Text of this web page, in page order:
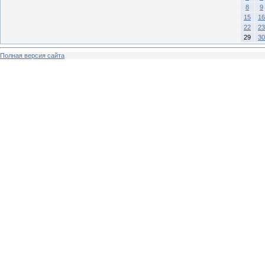
8
9
15
16
22
23
29
30
Полная версия сайта